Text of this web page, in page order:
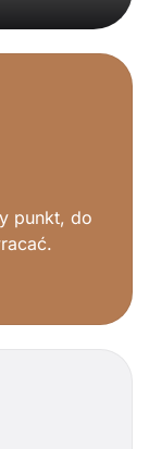
punkt, do